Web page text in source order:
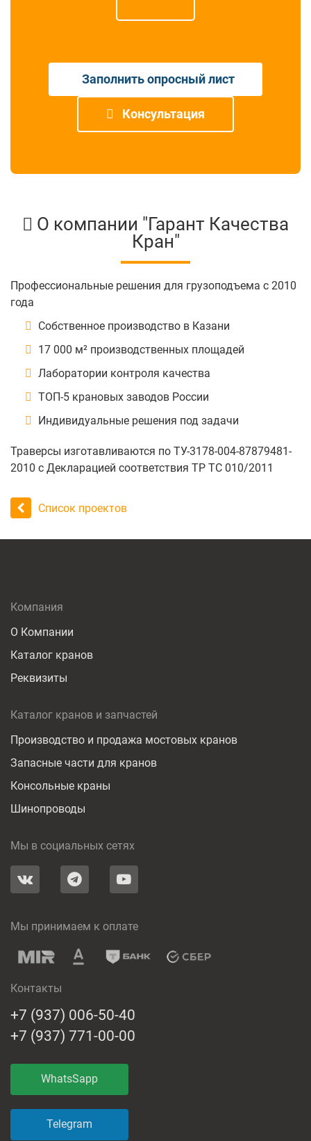
Заполнить опросный лист
Консультация
О компании "Гарант Качества
Кран"
Профессиональные решения для грузоподъема с 2010
года
Собственное производство в Казани
17 000 м² производственных площадей
Лаборатории контроля качества
ТОП-5 крановых заводов России
Индивидуальные решения под задачи
Траверсы изготавливаются по ТУ-3178-004-87879481-
2010 с Декларацией соответствия ТР ТС 010/2011
Список проектов
Компания
О Компании
Каталог кранов
Реквизиты
Каталог кранов и запчастей
Производство и продажа мостовых кранов
Запасные части для кранов
Консольные краны
Шинопроводы
Мы в социальных сетях
Мы принимаем к оплате
Контакты
+7 (937) 006-50-40
+7 (937) 771-00-00
WhatsSapp
Telegram